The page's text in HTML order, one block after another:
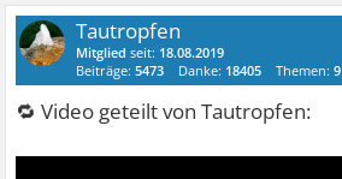
Tautropfen
Mitglied seit: 18.08.2019
Beiträge:5473 Danke: 18405 Themen:9
🔁 Video geteilt von Tautropfen: